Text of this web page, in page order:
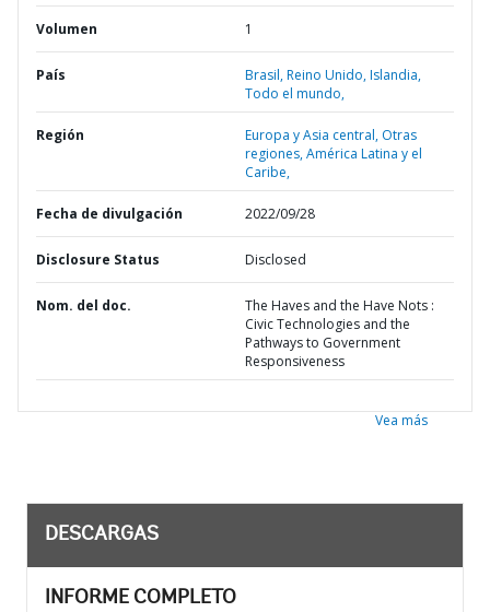
Volumen 1
País Brasil,Reino Unido,Islandia,
Todo el mundo,
Región Europa y Asia central, Otras
regiones,América Latina y el
Caribe,
Fecha de divulgación 2022/09/28
Disclosure Status Disclosed
Nom. del doc.
The Haves and the Have Nots :
Civic Technologies and the
Pathways to Government
Responsiveness
Vea más
DESCARGAS
INFORME COMPLETO